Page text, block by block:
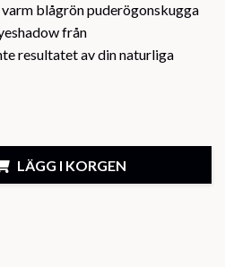
blågrön puderögonskugga
från
resultatet av din naturliga
LÄGG I KORGEN